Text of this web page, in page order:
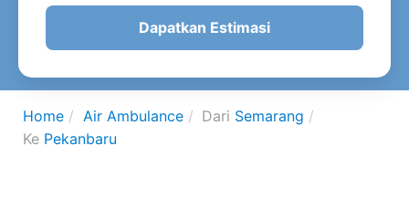
Dapatkan Estimasi
Home Air Ambulance Dari Semarang
Ke Pekanbaru